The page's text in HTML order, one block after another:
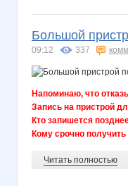
Большой
09:12 337
Напоминаю, что
Запись на пристрой
Кто запишется
Кому срочно получить
Читать полностью